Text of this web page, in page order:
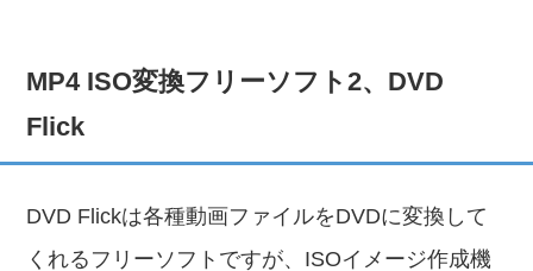
MP4 ISO変換フリーソフト2、DVD
Flick
DVD Flickは各種動画ファイルをDVDに変換して
くれるフリーソフトですが、ISOイメージ作成機